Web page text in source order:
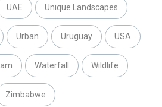
UAE Unique Landscapes
Urban Uruguay USA
Waterfall Wildlife
Zimbabwe